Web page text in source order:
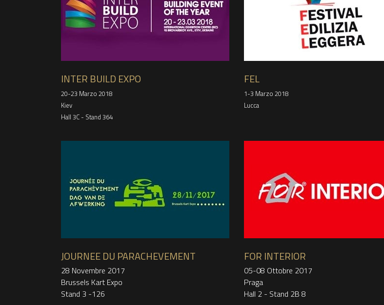
INTER BUILD EXPO
20-23 Marzo 2018
Kiev
Hall 3C - Stand 364
FEL
1-3 Marzo 2018
Lucca
JOURNEE DU PARACHEVEMENT
28 Novembre 2017
Brussels Kart Expo
Stand 3 -126
FOR INTERIOR
05-08 Ottobre 2017
Praga
Hall 2 - Stand 2B 8